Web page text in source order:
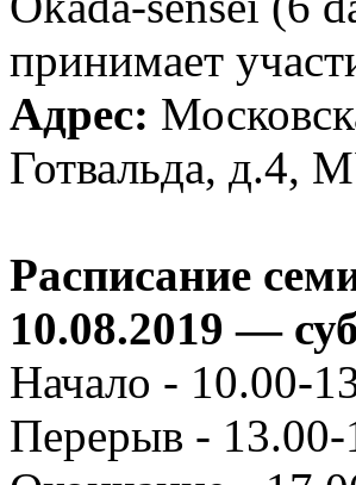
принимает
Адрес:
Готвальда, д.4,
Расписание
10.08.2019 —
Начало - 10.00-
Перерыв - 13.00-